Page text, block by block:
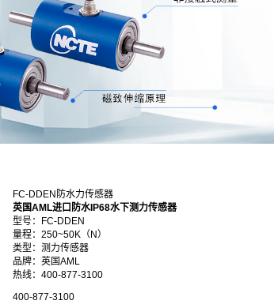
FC-DDEN防水力传感器
英国AML进口防水IP68水下测力传感器
型号：FC-DDEN
量程：250~50K（N）
类型：测力传感器
品牌：英国AML
热线：400-877-3100
400-877-3100